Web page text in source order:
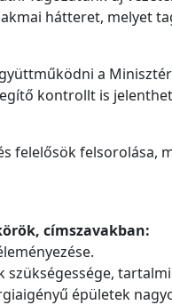
hátteret, melyet
a
kontrollt is
felelősök felsorolása,
címszavakban:
épületek